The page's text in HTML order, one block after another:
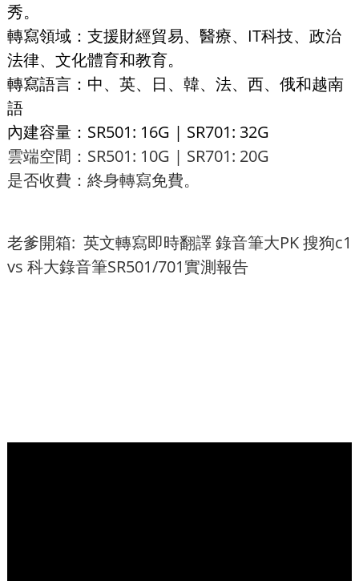
秀。
轉寫領域：支援財經貿易、醫療、IT科技、政治
法律、文化體育和教育。
轉寫語言：中、英、日、韓、法、西、俄和越南
語
內建容量：SR501: 16G | SR701: 32G
雲端空間：SR501: 10G | SR701: 20G
是否收費：終身轉寫免費。
老爹開箱: 英文轉寫即時翻譯 錄音筆大PK 搜狗c1
vs 科大錄音筆SR501/701實測報告